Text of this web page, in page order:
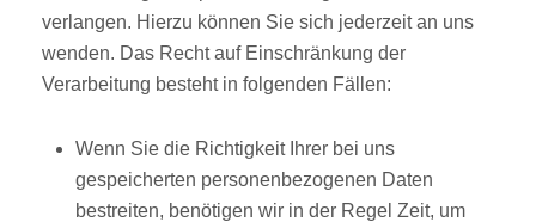
verlangen. Hierzu können Sie sich jederzeit an uns
wenden. Das Recht auf Einschränkung der
Verarbeitung besteht in folgenden Fällen:
Wenn Sie die Richtigkeit Ihrer bei uns
gespeicherten personenbezogenen Daten
bestreiten, benötigen wir in der Regel Zeit, um